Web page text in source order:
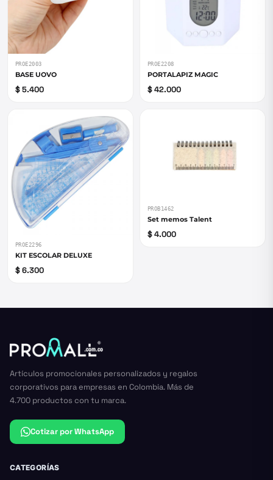
PROE2003
BASE UOVO
$ 5.400
PROE2208
PORTALAPIZ MAGIC
$ 42.000
PROE2296
KIT ESCOLAR DELUXE
$ 6.300
PROB1462
Set memos Talent
$ 4.000
Artículos promocionales personalizados y regalos
corporativos para empresas en Colombia. Más de
4.700 productos con tu marca.
Cotizar por WhatsApp
CATEGORÍAS